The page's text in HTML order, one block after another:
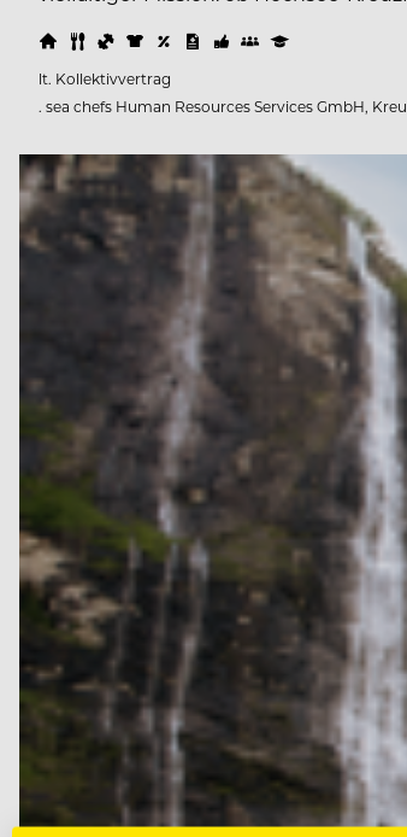
lt. Kollektivvertrag
. sea chefs Human Resources Services GmbH,